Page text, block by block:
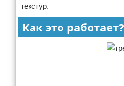
текстур.
Как это работает?